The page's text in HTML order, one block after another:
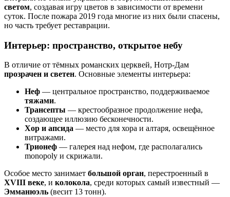
светом, создавая игру цветов в зависимости от времени
суток. После пожара 2019 года многие из них были спасены,
но часть требует реставрации.
Интерьер: пространство, открытое небу
В отличие от тёмных романских церквей, Нотр-Дам
прозрачен и светен. Основные элементы интерьера:
Неф — центральное пространство, поддерживаемое
тяжами.
Трансепты — крестообразное продолжение нефа,
создающее иллюзию бесконечности.
Хор и апсида — место для хора и алтаря, освещённое
витражами.
Трионеф — галерея над нефом, где располагались
monopoly и скрижали.
Особое место занимает большой орган, перестроенный в
XVIII веке, и колокола, среди которых самый известный —
Эмманюэль (весит 13 тонн).